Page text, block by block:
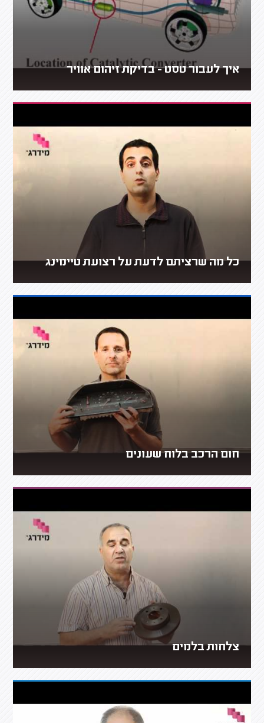
איך לעבור טסט - בדיקת זיהום אוויר
כל מה שרציתם לדעת על רצועת טיימינג
חום הרכב בלוח שעונים
צלחות בלמים